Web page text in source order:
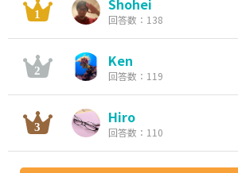
Shohei
回答数：138
Ken
回答数：119
Hiro
回答数：110